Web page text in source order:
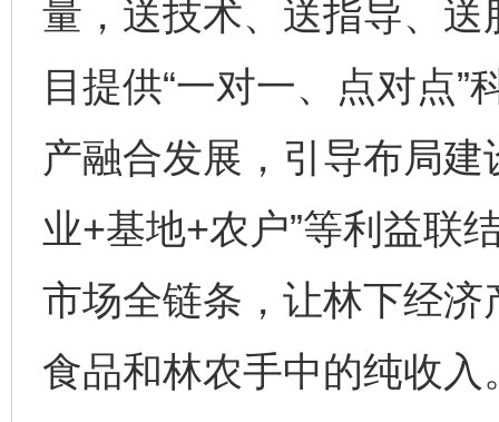
量，送技术、送指导、
目提供“一对一、点对点
产融合发展，引导布局
业+基地+农户”等利益联
市场全链条，让林下经
食品和林农手中的纯收入